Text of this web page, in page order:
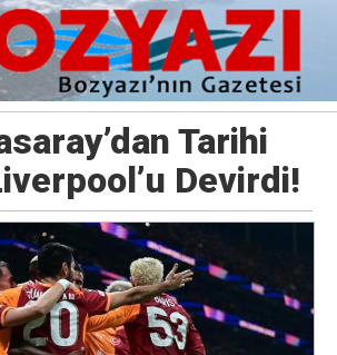
Tarihi
Devirdi!